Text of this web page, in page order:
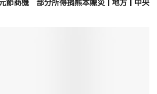
節商機 部分所得捐熊本賑災 | 地方 | 中央